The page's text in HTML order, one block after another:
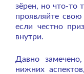
зёрен, но что-то
проявляйте
если честно
внутри.
Давно
нижних